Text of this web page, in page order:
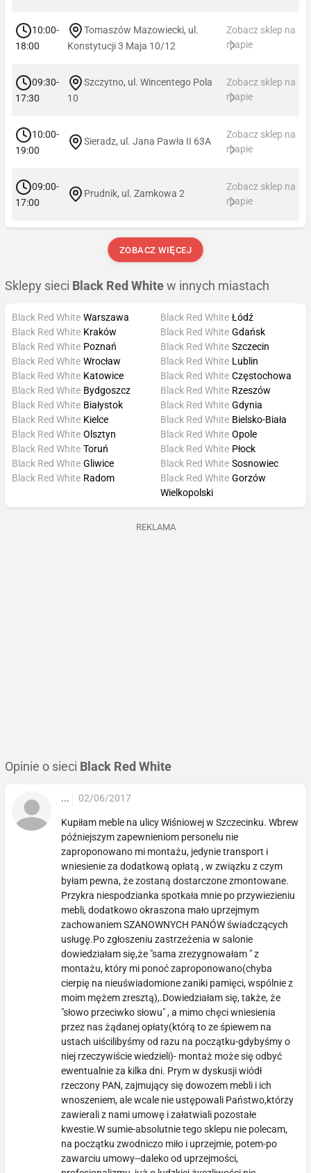
10:00-
18:00
Tomaszów Mazowiecki, ul.
Konstytucji 3 Maja 10/12
Zobacz sklep na
mapie
09:30-
17:30
Szczytno, ul. Wincentego Pola
10
Zobacz sklep na
mapie
10:00-
19:00
Sieradz, ul. Jana Pawła II 63A
Zobacz sklep na
mapie
09:00-
17:00
Prudnik, ul. Zamkowa 2
Zobacz sklep na
mapie
ZOBACZ WIĘCEJ
Sklepy sieci Black Red White w innych miastach
Black Red White Warszawa
Black Red White Kraków
Black Red White Poznań
Black Red White Wrocław
Black Red White Łódź
Black Red White Gdańsk
Black Red White Szczecin
Black Red White Lublin
Black Red White Katowice
Black Red White Bydgoszcz
Black Red White Białystok
Black Red White Kielce
Black Red White Częstochowa
Black Red White Rzeszów
Black Red White Gdynia
Black Red White Bielsko-Biała
Black Red White Olsztyn
Black Red White Toruń
Black Red White Gliwice
Black Red White Radom
Black Red White Opole
Black Red White Płock
Black Red White Sosnowiec
Black Red White Gorzów
Wielkopolski
REKLAMA
Opinie o sieci Black Red White
... 02/06/2017
Kupiłam meble na ulicy Wiśniowej w Szczecinku. Wbrew
późniejszym zapewnieniom personelu nie
zaproponowano mi montażu, jedynie transport i
wniesienie za dodatkową opłatą , w związku z czym
byłam pewna, że zostaną dostarczone zmontowane.
Przykra niespodzianka spotkała mnie po przywiezieniu
mebli, dodatkowo okraszona mało uprzejmym
zachowaniem SZANOWNYCH PANÓW świadczących
usługę.Po zgłoszeniu zastrzeżenia w salonie
dowiedziałam się,że "sama zrezygnowałam " z
montażu, który mi ponoć zaproponowano(chyba
cierpię na nieuświadomione zaniki pamięci, wspólnie z
moim mężem zresztą),.Dowiedziałam się, także, że
"słowo przeciwko słowu" , a mimo chęci wniesienia
przez nas żądanej opłaty(którą to ze śpiewem na
ustach uiścilibyśmy od razu na początku-gdybyśmy o
niej rzeczywiście wiedzieli)- montaż może się odbyć
ewentualnie za kilka dni. Prym w dyskusji wiódł
rzeczony PAN, zajmujący się dowozem mebli i ich
wnoszeniem, ale wcale nie ustępowali Państwo,którzy
zawierali z nami umowę i załatwiali pozostałe
kwestie.W sumie-absolutnie tego sklepu nie polecam,
na początku zwodniczo miło i uprzejmie, potem-po
zawarciu umowy--daleko od uprzejmości,